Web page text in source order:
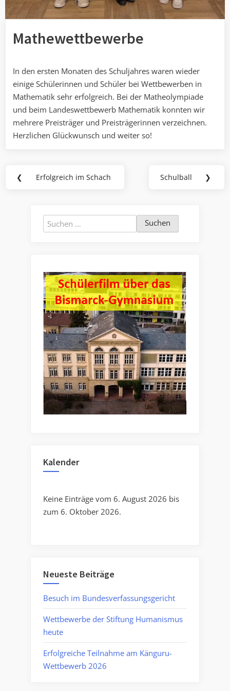
Mathewettbewerbe
In den ersten Monaten des Schuljahres waren wieder
einige Schülerinnen und Schüler bei Wettbewerben in
Mathematik sehr erfolgreich. Bei der Matheolympiade
und beim Landeswettbewerb Mathematik konnten wir
mehrere Preisträger und Preisträgerinnen verzeichnen.
Herzlichen Glückwunsch und weiter so!
Beitragsnavigation
❮
Previous
Erfolgreich im Schach
Next
Schulball ❯
Suchen
nach:
Kalender
Keine Einträge vom 6. August 2026 bis
zum 6. Oktober 2026.
Neueste Beiträge
Besuch im Bundesverfassungsgericht
Wettbewerbe der Stiftung Humanismus
heute
Erfolgreiche Teilnahme am Känguru-
Wettbewerb 2026